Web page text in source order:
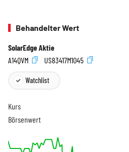
Behandelter Wert
SolarEdge Aktie
A14QVM
US83417M1045
Watchlist
Kurs
Börsenwert